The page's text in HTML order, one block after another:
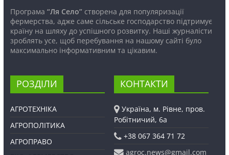
Програма “Ля Село”створена для популяризації
фермерства, адже саме сільське господарство підтримує
країну на шляху до успішного розвитку. Наші журналісти
зроблять усе, щоб перебування на нашому сайті було
максимально інформативним та цікавим.
РОЗДІЛИ
АГРОТЕХНІКА
АГРОПОЛІТИКА
АГРОПРАВО
КОНТАКТИ
Україна, м. Рівне, пров.
Робітничий, 6а
+38 067 364 71 72
agroc.news@gmail.com